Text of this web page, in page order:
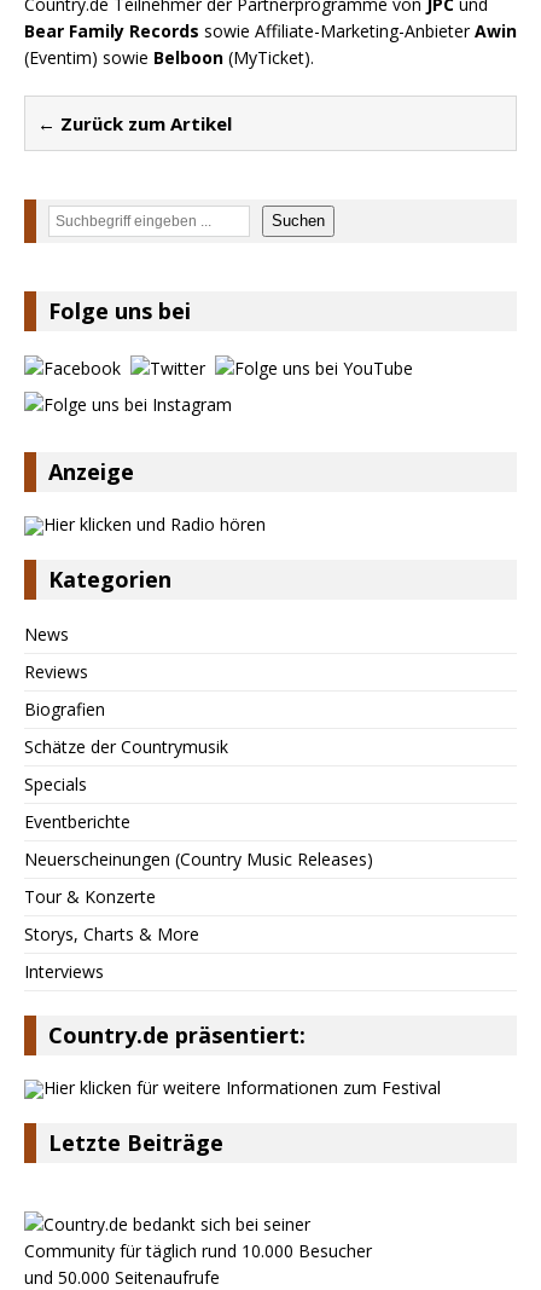
Bear Family Records sowie Affiliate-Marketing-AnbieterAwin
(Eventim) sowie Belboon (MyTicket).
← Zurück zum Artikel
Suchen Suchen
Folge uns bei
Anzeige
Kategorien
News
Reviews
Biografien
Schätze der Countrymusik
Specials
Eventberichte
Neuerscheinungen (Country Music Releases)
Tour & Konzerte
Storys, Charts & More
Interviews
Country.de präsentiert:
Letzte Beiträge